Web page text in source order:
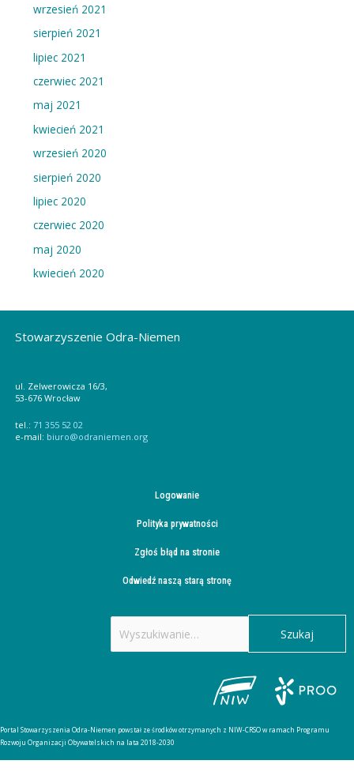
w
p
i
s
wrzesień 2021
sierpień 2021
lipiec 2021
czerwiec 2021
maj 2021
kwiecień 2021
wrzesień 2020
sierpień 2020
lipiec 2020
czerwiec 2020
maj 2020
kwiecień 2020
Stowarzyszenie Odra-Niemen
ul. Zelwerowicza 16/3,
53-676 Wrocław
tel.: 71 355 52 02
e-mail: biuro@odraniemen.org
Logowanie
Polityka prywatności
Zgłoś błąd na stronie
Odwiedź naszą starą stronę
Szukaj
dla:
Portal Stowarzyszenia Odra-Niemen powstał ze środków otrzymanych z NIW-CRSO w ramach Programu
Rozwoju Organizacji Obywatelskich na lata 2018-2030